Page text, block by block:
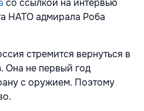
со ссылкой на интервью
НАТО адмирала Роба
стремится вернуться в
Она не первый год
с оружием. Поэтому